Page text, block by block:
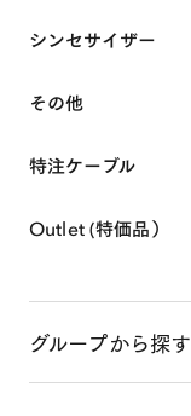
シンセサイザー
その他
特注ケーブル
Outlet (特価品）
グループから探す